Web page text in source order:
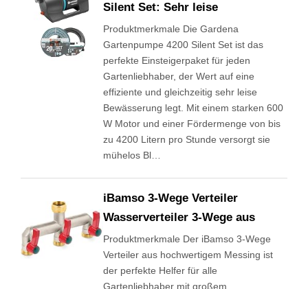
Silent Set: Sehr leise
Produktmerkmale Die Gardena
Gartenpumpe 4200 Silent Set ist das
perfekte Einsteigerpaket für jeden
Gartenliebhaber, der Wert auf eine
effiziente und gleichzeitig sehr leise
Bewässerung legt. Mit einem starken 600
W Motor und einer Fördermenge von bis
zu 4200 Litern pro Stunde versorgt sie
mühelos Bl…
iBamso 3-Wege Verteiler
Wasserverteiler 3-Wege aus
Produktmerkmale Der iBamso 3-Wege
Verteiler aus hochwertigem Messing ist
der perfekte Helfer für alle
Gartenliebhaber mit großem